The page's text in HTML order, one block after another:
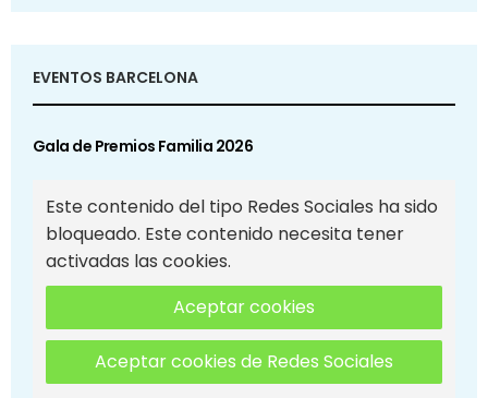
EVENTOS BARCELONA
Gala de Premios Familia 2026
Este contenido del tipo Redes Sociales ha sido
bloqueado. Este contenido necesita tener
activadas las cookies.
Aceptar cookies
Aceptar cookies de Redes Sociales